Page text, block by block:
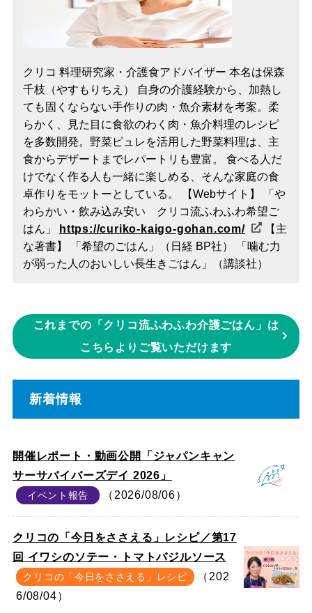
クリコ 料理研究家・介護食アドバイザー 本名は保森
千枝（やすもりちえ） 自身の介護経験から、加熱し
ても固くならない手作りの肉・魚介素材を考案。柔
らかく、見た目に食欲のわく肉・魚介料理のレシピ
を多数開発。野菜ピュレを活用した野菜料理は、主
食からデザートまでレパートリも豊富。 食べる人だ
けでなく作る人も一緒に楽しめる、そんな家庭の食
卓作りをモットーとしている。 【Webサイト】 「や
わらかい・飲み込み安い クリコ流ふわふわ希望ご
はん」
https://curiko-kaigo-gohan.com/
【主
な著書】 「希望のごはん」（日経 BP社） 「噛む力
が弱った人のおいしい長生きごはん」（講談社）
これまでの「クリコ流ふわふわ介護ごはん」は
こちらよりご覧いただけます
新着情報
開催レポート・動画公開「ジャパンキャン
サーサバイバーズデイ 2026」
イベント報告 （2026/08/06）
クリコの「今日をささえる」レシピ／第17
回 イワシのソテー・トマトバジルソース
クリコの「今日をささえる」レシピ
（202
6/08/04）